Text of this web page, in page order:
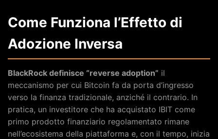
Come Funziona l’Effetto di
Adozione Inversa
BlackRock definisce “reverse adoption” il
meccanismo per cui Bitcoin fa da porta d’ingresso
verso la finanza tradizionale, anziché il contrario. In
pratica, un investitore che ha acquistato IBIT come
primo prodotto finanziario regolamentato rimane
nell’ecosistema della piattaforma e, con il tempo, inizia